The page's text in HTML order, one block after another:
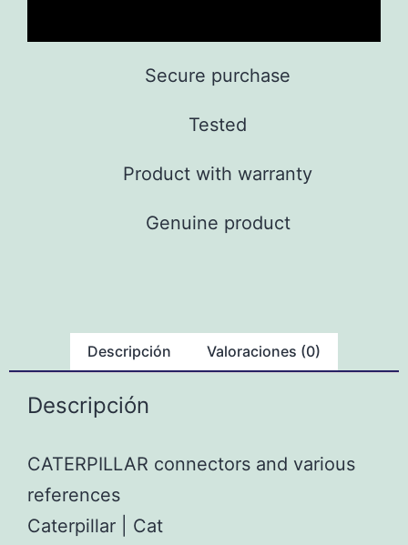
Secure purchase
Tested
Product with warranty
Genuine product
Descripción Valoraciones (0)
Descripción
CATERPILLAR connectors and various
references
Caterpillar | Cat